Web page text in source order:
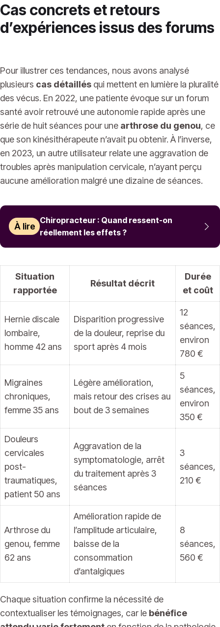
Cas concrets et retours
d’expériences issus des forums
Pour illustrer ces tendances, nous avons analysé
plusieurs cas détaillés qui mettent en lumière la pluralité
des vécus. En 2022, une patiente évoque sur un forum
santé avoir retrouvé une autonomie rapide après une
série de huit séances pour une arthrose du genou, ce
que son kinésithérapeute n’avait pu obtenir. À l’inverse,
en 2023, un autre utilisateur relate une aggravation de
troubles après manipulation cervicale, n’ayant perçu
aucune amélioration malgré une dizaine de séances.
À lire
Chiropracteur : Quand ressent-on
réellement les effets ?
Situation
rapportée
Résultat décrit
Durée
et coût
Hernie discale
lombaire,
homme 42 ans
Disparition progressive
de la douleur, reprise du
sport après 4 mois
12
séances,
environ
780 €
Migraines
chroniques,
femme 35 ans
Légère amélioration,
mais retour des crises au
bout de 3 semaines
5
séances,
environ
350 €
Douleurs
cervicales
post-
traumatiques,
patient 50 ans
Aggravation de la
symptomatologie, arrêt
du traitement après 3
séances
3
séances,
210 €
Arthrose du
genou, femme
62 ans
Amélioration rapide de
l’amplitude articulaire,
baisse de la
consommation
d’antalgiques
8
séances,
560 €
Chaque situation confirme la nécessité de
contextualiser les témoignages, car le bénéfice